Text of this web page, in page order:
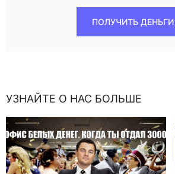
ПОЛУЧИТЬ ДЕНЬГИ
УЗНАЙТЕ О НАС БОЛЬШЕ